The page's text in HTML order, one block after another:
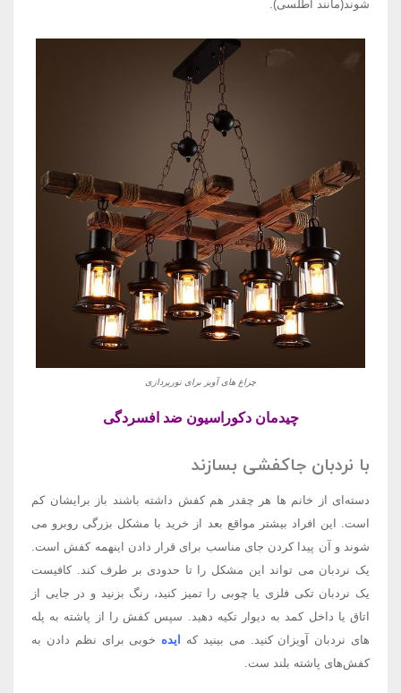
شوند(مانند اطلسی).
چراغ های آویز برای نورپردازی
چیدمان دکوراسیون ضد افسردگی
با نردبان جاکفشی بسازند
دسته‌ای از خانم ها هر چقدر هم کفش داشته باشند باز برایشان کم
است. این افراد بیشتر مواقع بعد از خرید با مشکل بزرگی روبرو می
شوند و آن پیدا کردن جای مناسب برای قرار دادن اینهمه کفش است.
یک نردبان می تواند این مشکل را تا حدودی بر طرف کند. کافیست
یک نردبان تکی فلزی یا چوبی را تمیز کنید، رنگ بزنید و در جایی از
اتاق یا داخل کمد به دیوار تکیه دهید. سپس کفش را از پاشته به پله
های نردبان آویزان کنید. می بینید که ایده خوبی برای نظم دادن به
کفش‌‌های پاشته بلند ست.